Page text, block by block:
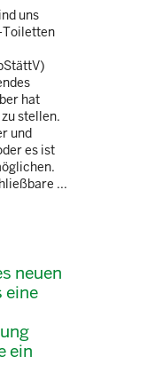
uns
Toiletten
hat
stellen.
und
es ist
...
neuen
eine
ein